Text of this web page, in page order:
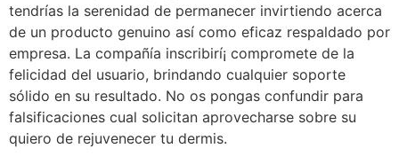
tendrí­as la serenidad de permanecer invirtiendo acerca
de un producto genuino así­ como eficaz respaldado por
empresa. La compañía inscribirí¡ compromete de la
felicidad del usuario, brindando cualquier soporte
sólido en su resultado. No os pongas confundir para
falsificaciones cual solicitan aprovecharse sobre su
quiero de rejuvenecer tu dermis.